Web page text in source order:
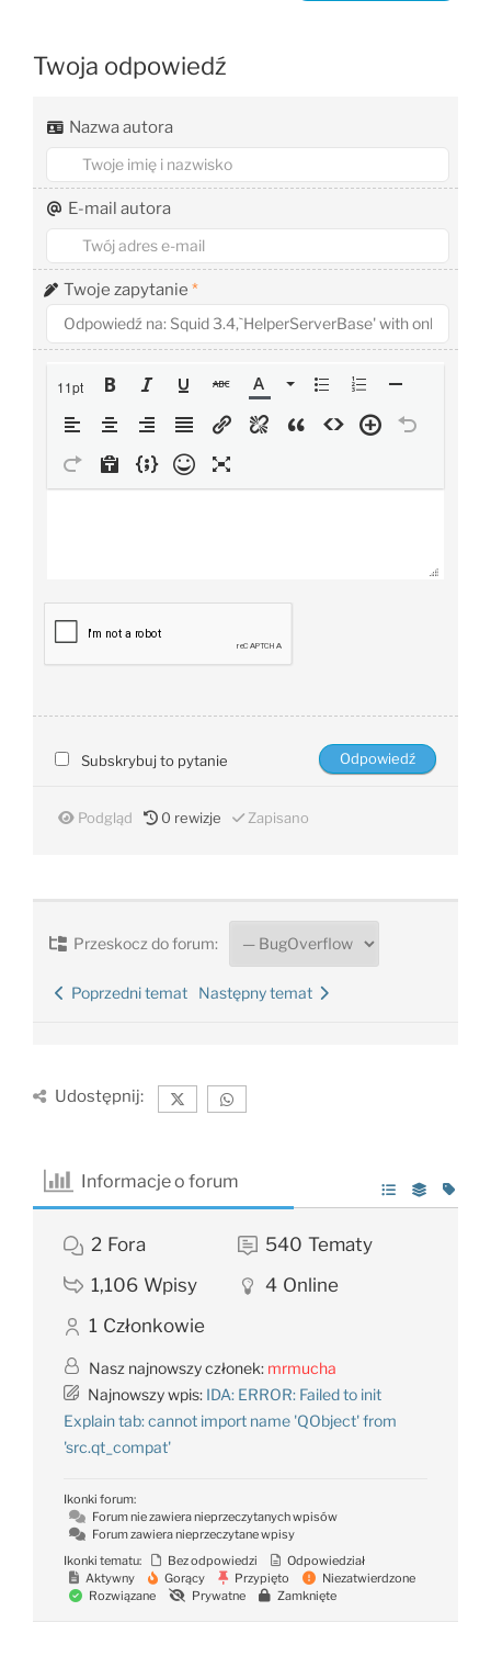
Twoja odpowiedź
Nazwa autora
E-mail autora
Twoje zapytanie *
11pt
Subskrybuj to pytanie
Podgląd 0 rewizje Zapisano
Przeskocz do forum:
Poprzedni temat Następny temat
Udostępnij:
Informacje o forum
2 Fora 540 Tematy
1,106 Wpisy 4 Online
1 Członkowie
Nasz najnowszy członek: mrmucha
Najnowszy wpis: IDA: ERROR: Failed to init
Explain tab: cannot import name 'QObject' from
'src.qt_compat'
Ikonki forum:
Forum nie zawiera nieprzeczytanych wpisów
Forum zawiera nieprzeczytane wpisy
Ikonki tematu:
Bez odpowiedzi
Odpowiedział
Aktywny
Gorący Przypięto
Niezatwierdzone
Rozwiązane
Prywatne Zamknięte